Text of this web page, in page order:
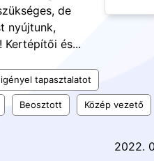
de
nyújtunk,
Kertépítői és...
tapasztalatot
Beosztott Közép vezető
2022.